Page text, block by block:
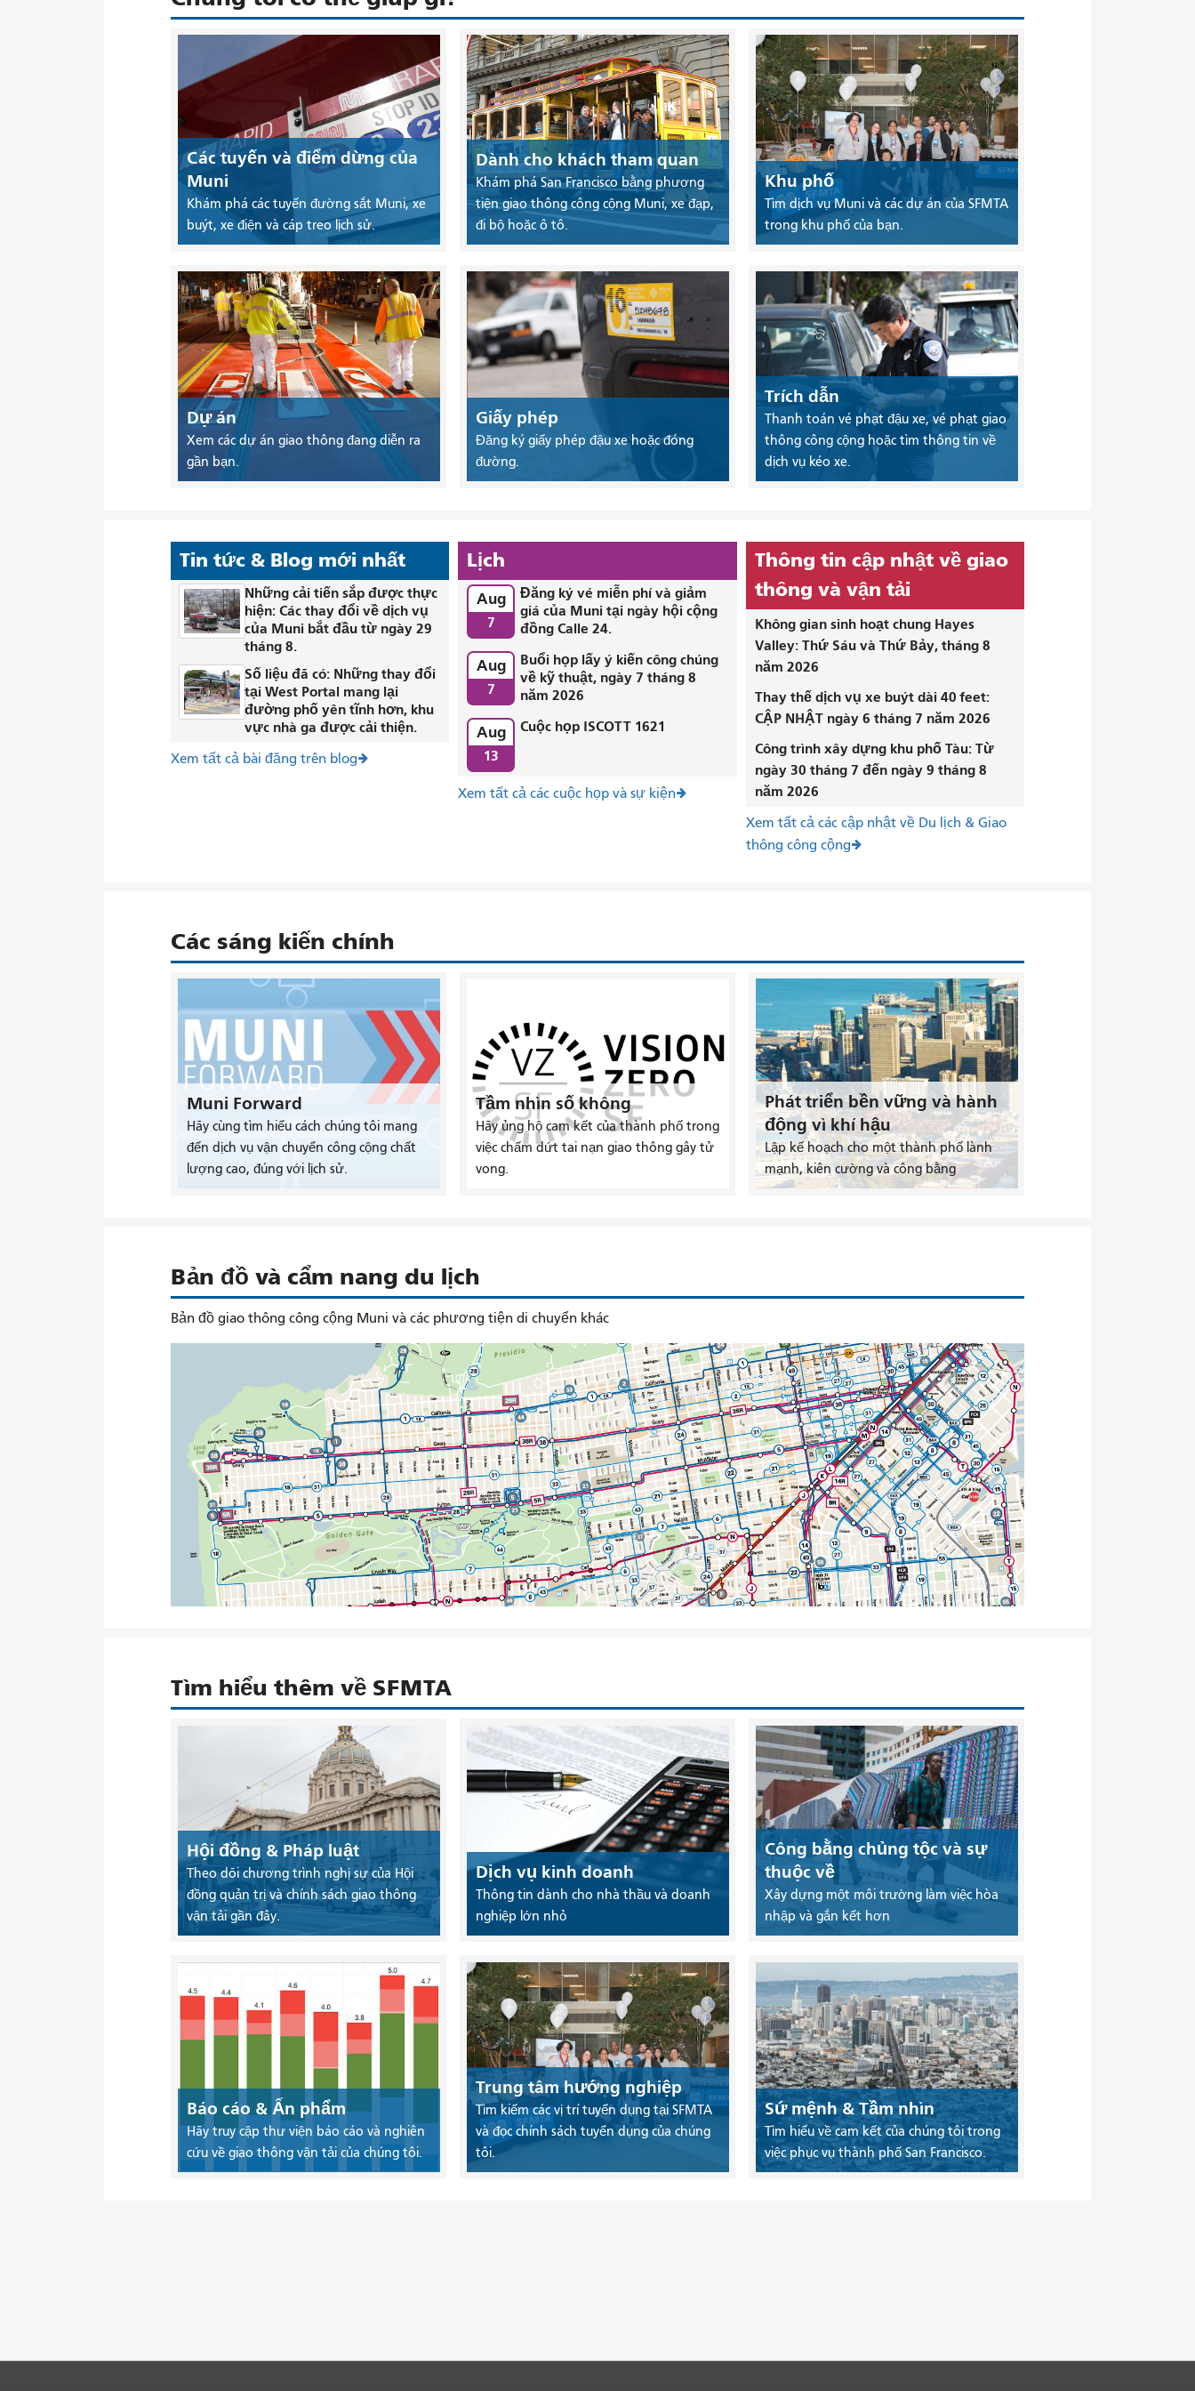
Các tuyến và điểm dừng của
Muni
Khám phá các tuyến đường sắt Muni, xe
buýt, xe điện và cáp treo lịch sử.
Dành cho khách tham quan
Khám phá San Francisco bằng phương
tiện giao thông công cộng Muni, xe đạp,
đi bộ hoặc ô tô.
Khu phố
Tìm dịch vụ Muni và các dự án của SFMTA
trong khu phố của bạn.
Dự án
Xem các dự án giao thông đang diễn ra
gần bạn.
Giấy phép
Đăng ký giấy phép đậu xe hoặc đóng
đường.
Trích dẫn
Thanh toán vé phạt đậu xe, vé phạt giao
thông công cộng hoặc tìm thông tin về
dịch vụ kéo xe.
Tin tức & Blog mới nhất
Những cải tiến sắp được thực
hiện: Các thay đổi về dịch vụ
của Muni bắt đầu từ ngày 29
tháng 8.
Số liệu đã có: Những thay đổi
tại West Portal mang lại
đường phố yên tĩnh hơn, khu
vực nhà ga được cải thiện.
Xem tất cả bài đăng trên blog
Lịch
Aug
7
Đăng ký vé miễn phí và giảm
giá của Muni tại ngày hội cộng
đồng Calle 24.
Aug
7
Buổi họp lấy ý kiến ​​công chúng
về kỹ thuật, ngày 7 tháng 8
năm 2026
Aug
13
Cuộc họp ISCOTT 1621
Xem tất cả các cuộc họp và sự kiện
Thông tin cập nhật về giao
thông và vận tải
Không gian sinh hoạt chung Hayes
Valley: Thứ Sáu và Thứ Bảy, tháng 8
năm 2026
Thay thế dịch vụ xe buýt dài 40 feet:
CẬP NHẬT ngày 6 tháng 7 năm 2026
Công trình xây dựng khu phố Tàu: Từ
ngày 30 tháng 7 đến ngày 9 tháng 8
năm 2026
Xem tất cả các cập nhật về Du lịch & Giao
thông công cộng
Các sáng kiến ​​chính
Muni Forward
Hãy cùng tìm hiểu cách chúng tôi mang
đến dịch vụ vận chuyển công cộng chất
lượng cao, đúng với lịch sử.
Tầm nhìn số không
Hãy ủng hộ cam kết của thành phố trong
việc chấm dứt tai nạn giao thông gây tử
vong.
Phát triển bền vững và hành
động vì khí hậu
Lập kế hoạch cho một thành phố lành
mạnh, kiên cường và công bằng
Bản đồ và cẩm nang du lịch
Bản đồ giao thông công cộng Muni và các phương tiện di chuyển khác
Tìm hiểu thêm về SFMTA
Hội đồng & Pháp luật
Theo dõi chương trình nghị sự của Hội
đồng quản trị và chính sách giao thông
vận tải gần đây.
Dịch vụ kinh doanh
Thông tin dành cho nhà thầu và doanh
nghiệp lớn nhỏ
Công bằng chủng tộc và sự
thuộc về
Xây dựng một môi trường làm việc hòa
nhập và gắn kết hơn
Báo cáo & Ấn phẩm
Hãy truy cập thư viện báo cáo và nghiên
cứu về giao thông vận tải của chúng tôi.
Trung tâm hướng nghiệp
Tìm kiếm các vị trí tuyển dụng tại SFMTA
và đọc chính sách tuyển dụng của chúng
tôi.
Sứ mệnh & Tầm nhìn
Tìm hiểu về cam kết của chúng tôi trong
việc phục vụ thành phố San Francisco.